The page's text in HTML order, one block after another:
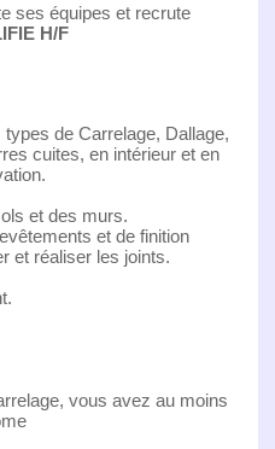
ses équipes et recrute
H/F
de Carrelage, Dallage,
cuites, en intérieur et en
et des murs.
et de finition
et réaliser les joints.
vous avez au moins